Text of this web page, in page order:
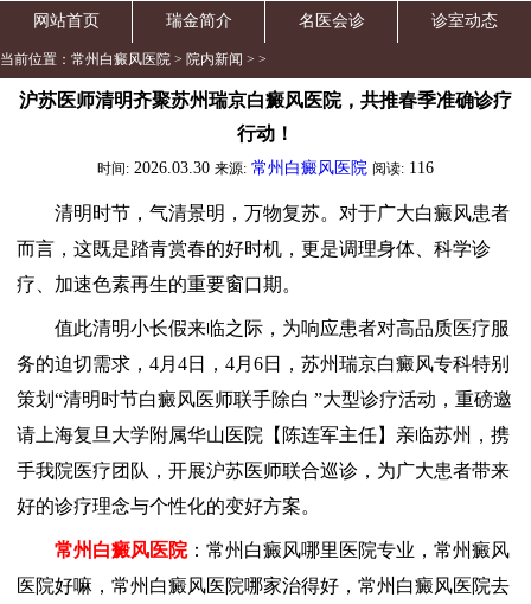
网站首页 瑞金简介 名医会诊 诊室动态
当前位置： 常州白癜风医院 > 院内新闻 > >
沪苏医师清明齐聚苏州瑞京白癜风医院，共推春季准确诊疗
行动！
时间: 2026.03.30 来源: 常州白癜风医院 阅读: 116
清明时节，气清景明，万物复苏。对于广大白癜风患者
而言，这既是踏青赏春的好时机，更是调理身体、科学诊
疗、加速色素再生的重要窗口期。
值此清明小长假来临之际，为响应患者对高品质医疗服
务的迫切需求，4月4日，4月6日，苏州瑞京白癜风专科特别
策划“清明时节白癜风医师联手除白 ”大型诊疗活动，重磅邀
请上海复旦大学附属华山医院【陈连军主任】亲临苏州，携
手我院医疗团队，开展沪苏医师联合巡诊，为广大患者带来
好的诊疗理念与个性化的变好方案。
常州白癜风医院：常州白癜风哪里医院专业，常州癜风
医院好嘛，常州白癜风医院哪家治得好，常州白癜风医院去